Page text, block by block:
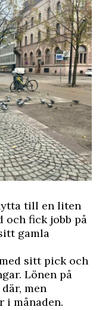
till en liten
och fick jobb på
gamla
sitt pick och
Lönen på
men
i månaden.